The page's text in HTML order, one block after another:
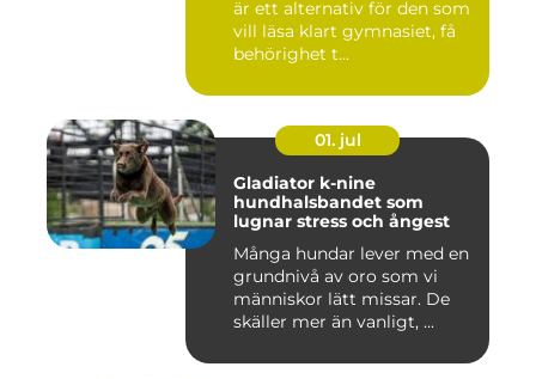
är ett alternativ för den som
vill läsa klart gymnasiet, få
behörighet t...
01. jul
Gladiator k-nine
hundhalsbandet som
lugnar stress och ångest
Många hundar lever med en
grundnivå av oro som vi
människor lätt missar. De
skäller mer än vanligt, ...